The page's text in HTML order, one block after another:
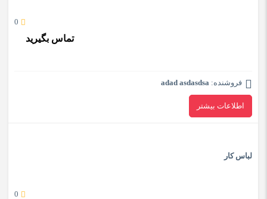
0
تماس بگیرید
فروشنده: adad asdasdsa
اطلاعات بیشتر
لباس کار
0